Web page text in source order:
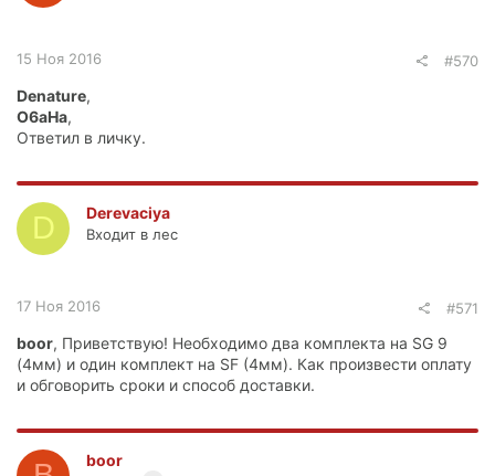
15 Ноя 2016 #570
Denature,
O6aHa,
Ответил в личку.
D Derevaciya
Входит в лес
17 Ноя 2016 #571
boor, Приветствую! Необходимо два комплекта на SG 9
(4мм) и один комплект на SF (4мм). Как произвести оплату
и обговорить сроки и способ доставки.
boor